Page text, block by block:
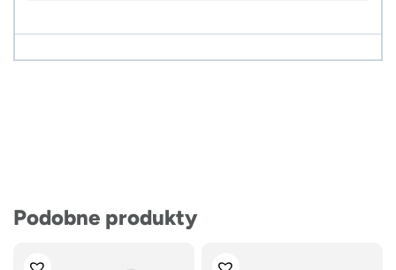
Podobne produkty